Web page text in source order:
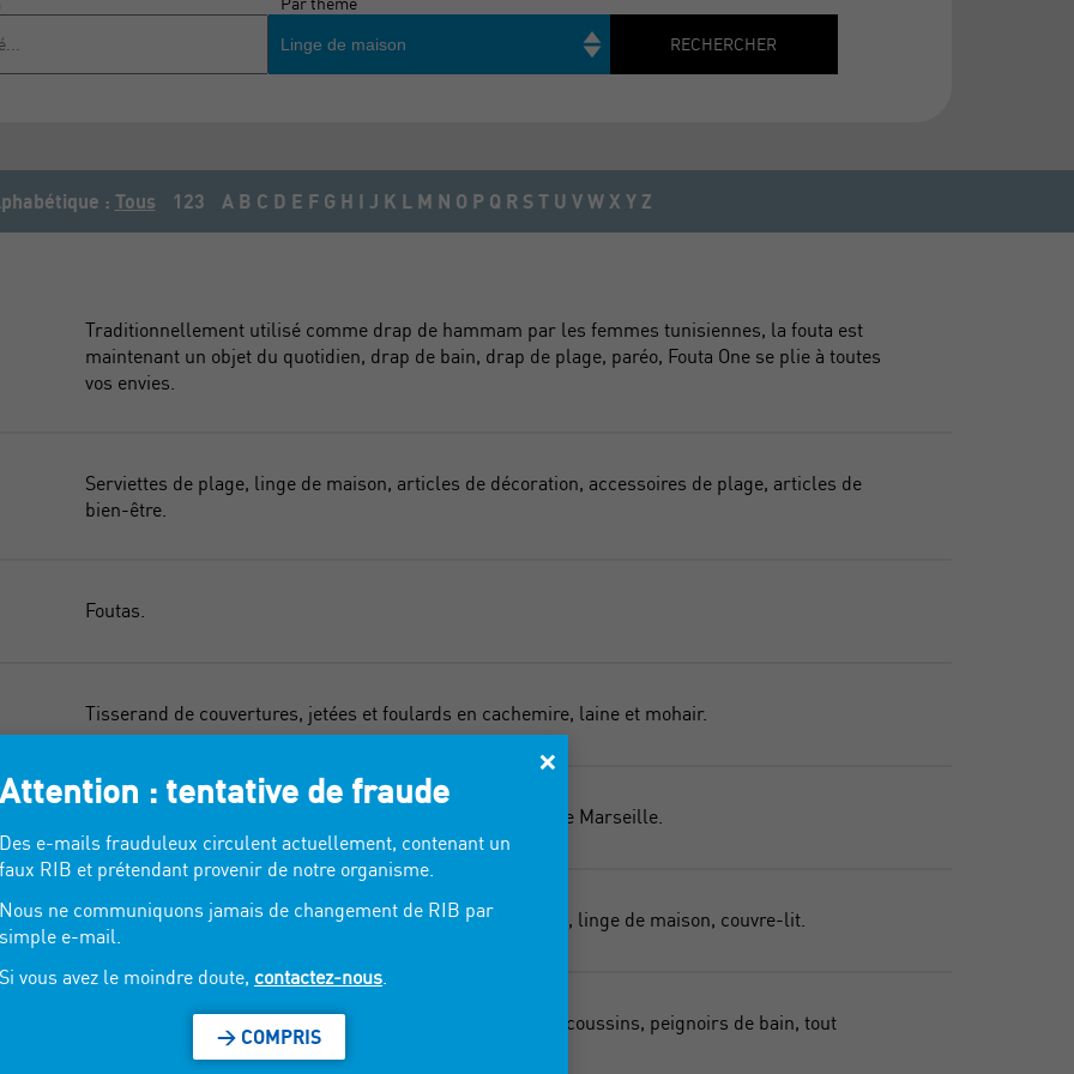
Linge de maison
RECHERCHER
: Tous 123 A B C D E F G H I J K L M N O P Q R S T U V W X Y Z
Traditionnellement utilisé comme drap de hammam par les femmes tunisiennes, la fouta est
maintenant un objet du quotidien, drap de bain, drap de plage, paréo, Fouta One se plie à toutes
vos envies.
Serviettes de plage, linge de maison, articles de décoration, accessoires de plage, articles de
bien-être.
Foutas.
Tisserand de couvertures, jetées et foulards en cachemire, laine et mohair.
Linge de maison des collections French Chalet et savon de Marseille.
Foutas, serviettes, essuie-mains, peignoirs, sacs de plage, linge de maison, couvre-lit.
Serviettes de bain, torchons, essuie-mains, tapis de bain, coussins, peignoirs de bain, tout
textile de maison.
×
Attention : tentative de fraude
Des e-mails frauduleux circulent actuellement, contenant un
faux RIB et prétendant provenir de notre organisme.
Nous ne communiquons jamais de changement de RIB par
simple e-mail.
Si vous avez le moindre doute, contactez-nous
> COMPRIS